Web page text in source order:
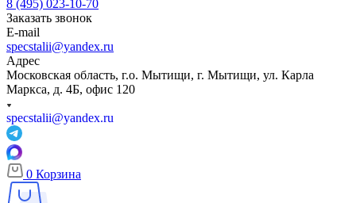
8 (495) 023-10-70
Заказать звонок
E-mail
specstalii@yandex.ru
Адрес
Московская область, г.о. Мытищи, г. Мытищи, ул. Карла
Маркса, д. 4Б, офис 120
specstalii@yandex.ru
0 Корзина